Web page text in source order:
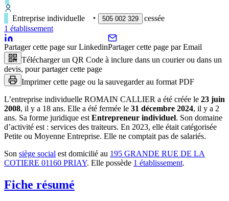
Entreprise individuelle ‣ 505 002 329
cessée
1 établissement
Partager cette page sur LinkedinPartager cette page par Email
Télécharger un QR Code à inclure dans un courier ou dans un
devis, pour partager cette page
Imprimer cette page ou la sauvegarder au format PDF
L’entreprise individuelle ROMAIN CALLIER a été créée le 23 juin
2008, il y a 18 ans. Elle a été fermée le 31 décembre 2024, il y a 2
ans. Sa forme juridique est Entrepreneur individuel. Son domaine
d’activité est : services des traiteurs. En 2023, elle était catégorisée
Petite ou Moyenne Entreprise. Elle ne comptait pas de salariés.
Son siège social est domicilié au 195 GRANDE RUE DE LA
COTIERE 01160 PRIAY. Elle possède 1 établissement.
Fiche résumé